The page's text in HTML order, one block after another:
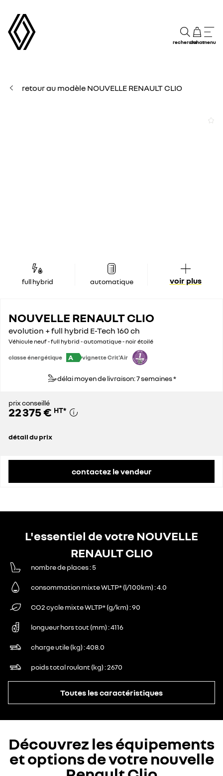
rechercheachatmenu
retour au modèle NOUVELLE RENAULT CLIO
full hybrid automatique voir plus
NOUVELLE RENAULT CLIO
evolution + full hybrid E-Tech 160 ch
Véhicule neuf - full hybrid - automatique - noir étoilé
classe énergétique A vignette Crit'Air
délai moyen de livraison: 7 semaines *
prix conseillé
22 375 € HT*
détail du prix
contactez le vendeur
L'essentiel de votre NOUVELLE
RENAULT CLIO
nombre de places 5
consommation mixte WLTP* (l/100km) 4.0
CO2 cycle mixte WLTP* (g/km) 90
longueur hors tout (mm) 4116
charge utile (kg) 408.0
poids total roulant (kg) 2670
Toutes les caractéristiques
Découvrez les équipements
et options de votre nouvelle